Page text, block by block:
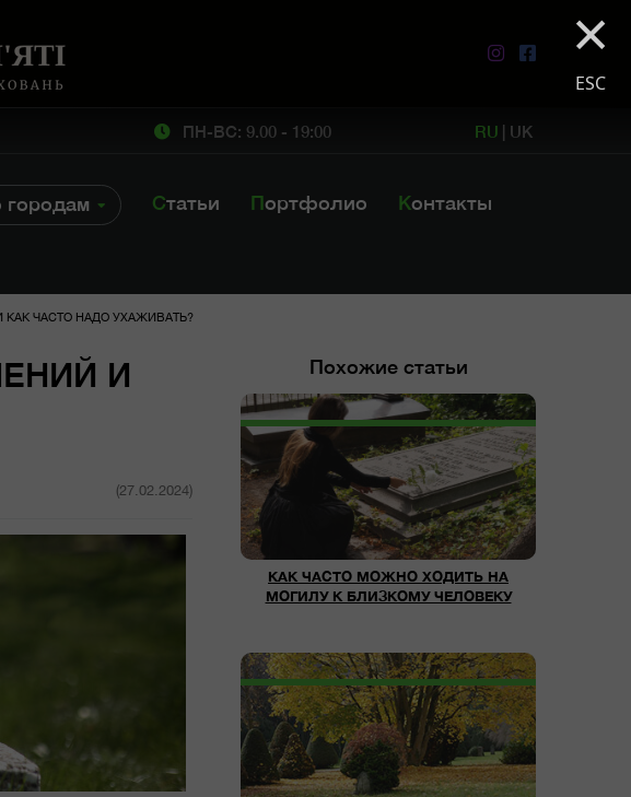
×
ESC
ПН-ВС: 9.00 - 19:00 RU | UK
городам Статьи Портфолио
Контакты
ЧАСТО НАДО УХАЖИВАТЬ?
И
(27.02.2024)
Похожие статьи
КАК ЧАСТО МОЖНО ХОДИТЬ НА
МОГИЛУ К БЛИЗКОМУ ЧЕЛОВЕКУ